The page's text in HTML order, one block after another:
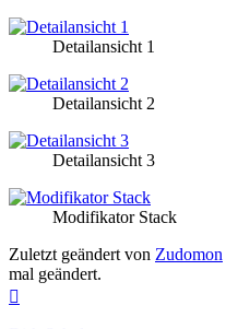
Detailansicht 1
Detailansicht 2
Detailansicht 3
Modifikator Stack
Zuletzt geändert von Zudomon
mal geändert.